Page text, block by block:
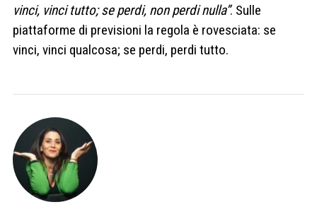
vinci, vinci tutto; se perdi, non perdi nulla”. Sulle
piattaforme di previsioni la regola è rovesciata: se
vinci, vinci qualcosa; se perdi, perdi tutto.